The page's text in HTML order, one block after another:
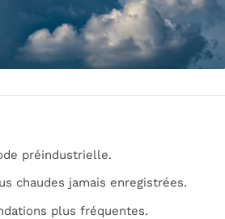
préindustrielle.
chaudes jamais enregistrées.
plus fréquentes.